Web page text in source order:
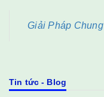
Giải Pháp Chung
Tin tức - Blog